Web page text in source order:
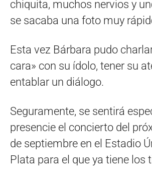
chiquita, muchos nervios y
se sacaba una foto muy
Esta vez Bárbara pudo
cara» con su ídolo, tener su
entablar un diálogo.
Seguramente, se sentirá
presencie el concierto del
de septiembre en el Estadio
Plata para el que ya tiene los